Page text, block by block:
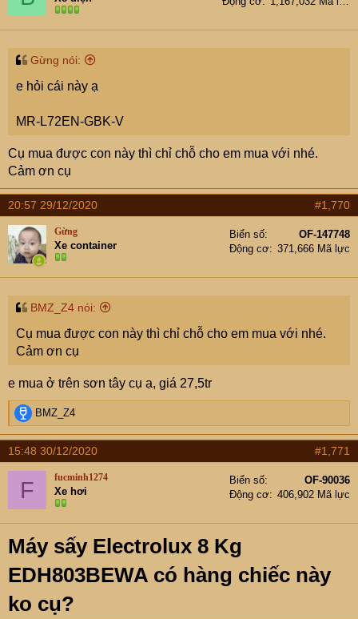
Gừng nói:
e hỏi cái này ạ
MR-L72EN-GBK-V
Cụ mua được con này thì chỉ chỗ cho em mua với nhé.
Cảm ơn cụ
20:57 29/12/2020 #1,770
Gừng
Xe container
Biển số
OF-147748
Động cơ
371,666 Mã lực
BMZ_Z4 nói:
Cụ mua được con này thì chỉ chỗ cho em mua với nhé.
Cảm ơn cụ
e mua ở trên sơn tây cụ ạ, giá 27,5tr
R
e
a
c
t
n
s
:
BMZ_Z4
15:48 30/12/2020 #1,771
F fucminh1274
Xe hơi
Biển số
OF-90036
Động cơ
406,902 Mã lực
Máy sấy Electrolux 8 Kg
EDH803BEWA có hàng chiếc này
ko cụ?